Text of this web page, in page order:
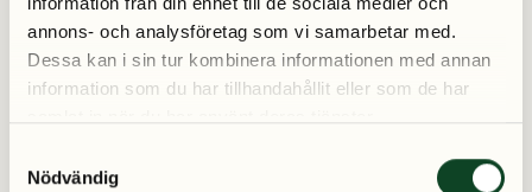
annons- och analysföretag som vi samarbetar med.
Dessa kan i sin tur kombinera informationen med annan
information som du har tillhandahållit eller som de har
Nödvändig
Aktivitetsersättning
Om du är mellan 19-29 år och har en funktionsnedsättning
som gör att du inte kan arbeta under minst ett år, kan du
kan du får stöd och hjälp för att komma igång och arbeta.